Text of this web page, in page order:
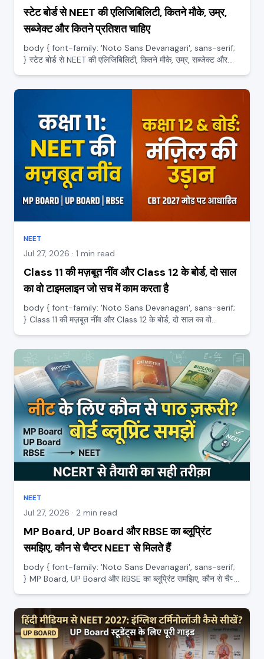
स्टेट बोर्ड से NEET की एलिजिबिलिटी, कितने मौके, उम्र,
सब्जेक्ट और कितने प्रतिशत चाहिए
body { font-family: 'Noto Sans Devanagari', sans-serif;
} स्टेट बोर्ड से NEET की एलिजिबिलिटी, कितने मौके, उम्र, सब्जेक्ट और
NEET
Jul 27, 2026 · 1 min read
Class 11 की मज़बूत नींव और Class 12 के बोर्ड, दो साल
का वो टाइमलाइन जो सच में काम करता है
body { font-family: 'Noto Sans Devanagari', sans-serif;
} Class 11 की मज़बूत नींव और Class 12 के बोर्ड, दो साल का वो
NEET
Jul 27, 2026 · 2 min read
MP Board, UP Board और RBSE का ब्लूप्रिंट
समझिए, कौन से चैप्टर NEET से मिलते हैं
body { font-family: 'Noto Sans Devanagari', sans-serif;
} MP Board, UP Board और RBSE का ब्लूप्रिंट समझिए, कौन से चैप्टर